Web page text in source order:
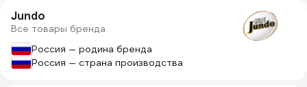
Jundo
Все товары бренда
Россия — родина бренда
Россия — страна производства